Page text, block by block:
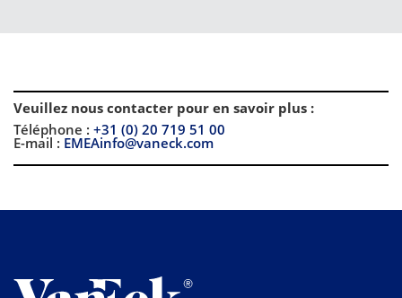
Veuillez nous contacter pour en savoir plus :
Téléphone : +31 (0) 20 719 51 00
E-mail : EMEAinfo@vaneck.com